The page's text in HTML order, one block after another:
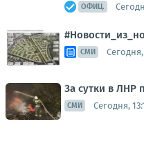
ОФИЦ.
СМИ Сегодня,
За сутки в ЛНР
СМИ Сегодня,